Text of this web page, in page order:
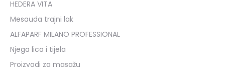
HEDERA VITA
Mesauda trajni lak
ALFAPARF MILANO PROFESSIONAL
Njega lica i tijela
Proizvodi za masažu